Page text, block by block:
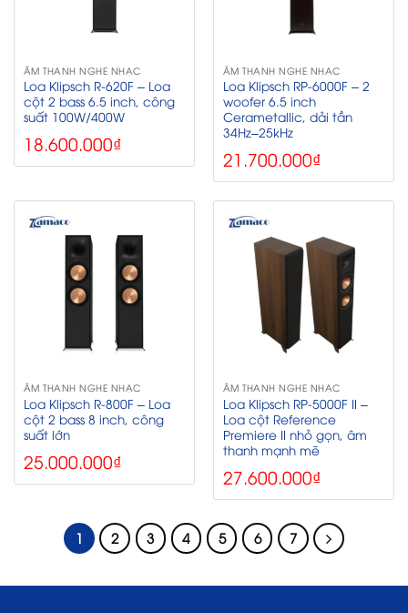
ÂM THANH NGHE NHẠC
Loa Klipsch R-620F – Loa
cột 2 bass 6.5 inch, công
suất 100W/400W
18.600.000₫
ÂM THANH NGHE NHẠC
Loa Klipsch RP-6000F – 2
woofer 6.5 inch
Cerametallic, dải tần
34Hz–25kHz
21.700.000₫
ÂM THANH NGHE NHẠC
Loa Klipsch R-800F – Loa
cột 2 bass 8 inch, công
suất lớn
25.000.000₫
ÂM THANH NGHE NHẠC
Loa Klipsch RP-5000F II –
Loa cột Reference
Premiere II nhỏ gọn, âm
thanh mạnh mẽ
27.600.000₫
1 2 3 4 5 6 7